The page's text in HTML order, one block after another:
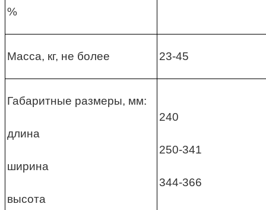
%
Масса, кг, не более 23-45
Габаритные размеры, мм:
длина
ширина
высота
240
250-341
344-366